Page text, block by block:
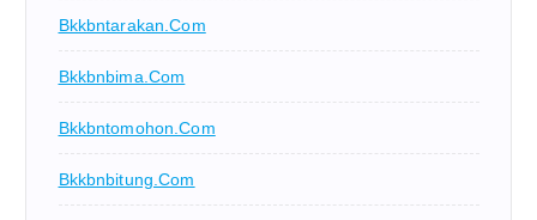
Bkkbntarakan.com
Bkkbnbima.com
Bkkbntomohon.com
Bkkbnbitung.com